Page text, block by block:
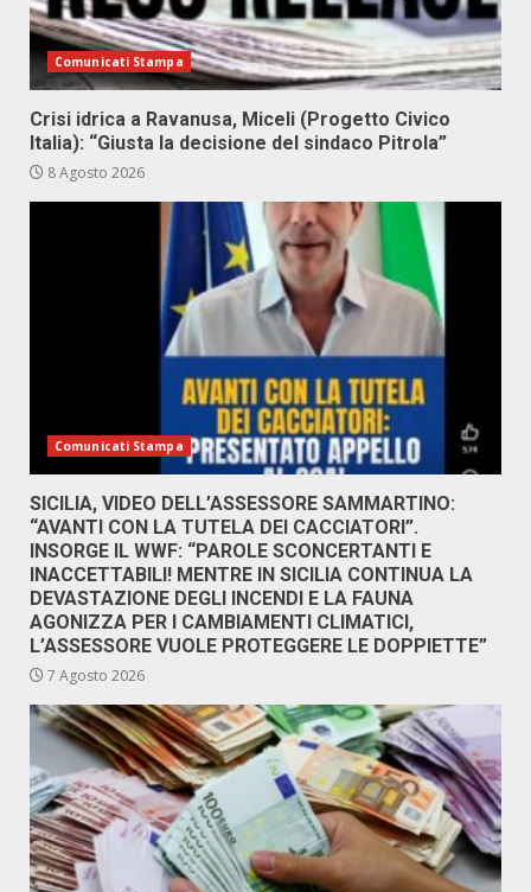
Comunicati Stampa
Crisi idrica a Ravanusa, Miceli (Progetto Civico
Italia): “Giusta la decisione del sindaco Pitrola”
8 Agosto 2026
Comunicati Stampa
SICILIA, VIDEO DELL’ASSESSORE SAMMARTINO:
“AVANTI CON LA TUTELA DEI CACCIATORI”.
INSORGE IL WWF: “PAROLE SCONCERTANTI E
INACCETTABILI! MENTRE IN SICILIA CONTINUA LA
DEVASTAZIONE DEGLI INCENDI E LA FAUNA
AGONIZZA PER I CAMBIAMENTI CLIMATICI,
L’ASSESSORE VUOLE PROTEGGERE LE DOPPIETTE”
7 Agosto 2026